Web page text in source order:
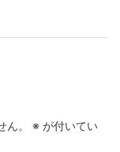
。 ※ が付いてい